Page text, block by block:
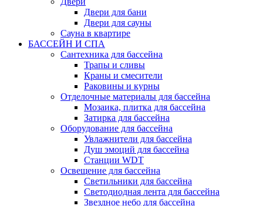
Двери для бани
Двери для сауны
Сауна в квартире
БАССЕЙН И СПА
Сантехника для бассейна
Трапы и сливы
Краны и смесители
Раковины и курны
Отделочные материалы для бассейна
Мозаика, плитка для бассейна
Затирка для бассейна
Оборудование для бассейна
Увлажнители для бассейна
Душ эмоций для бассейна
Станции WDT
Освещение для бассейна
Светильники для бассейна
Светодиодная лента для бассейна
Звездное небо для бассейна